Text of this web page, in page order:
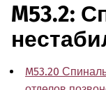
M53.2:
M53.20